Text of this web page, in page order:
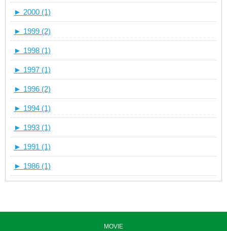
► 2000 (1)
► 1999 (2)
► 1998 (1)
► 1997 (1)
► 1996 (2)
► 1994 (1)
► 1993 (1)
► 1991 (1)
► 1986 (1)
MOVIE